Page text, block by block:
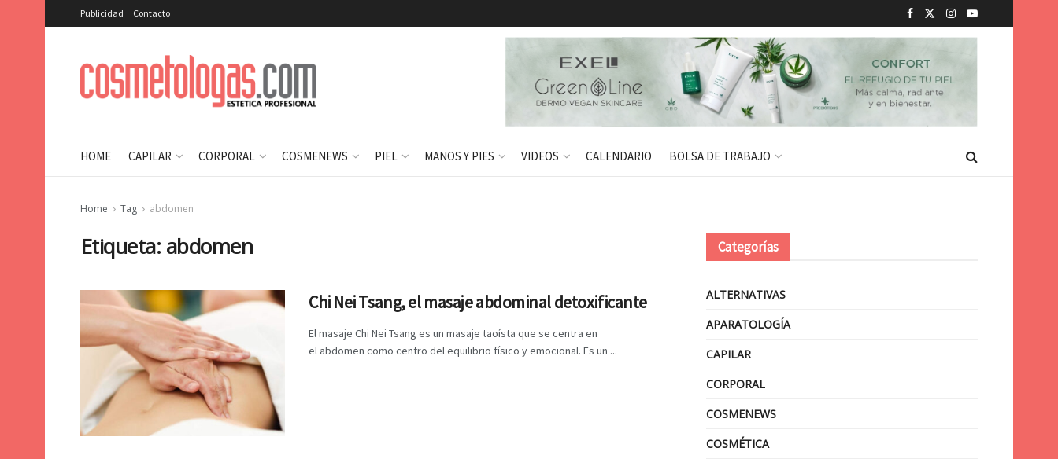
Publicidad Contacto
HOME CAPILAR CORPORAL COSMENEWS PIEL MANOS Y PIES VIDEOS CALENDARIO BOLSA DE TRABAJO
Home Tag abdomen
Etiqueta: abdomen
Chi Nei Tsang, el masaje abdominal detoxificante
El masaje Chi Nei Tsang es un masaje taoísta que se centra en
el abdomen como centro del equilibrio físico y emocional. Es un ...
Categorías
ALTERNATIVAS
APARATOLOGÍA
CAPILAR
CORPORAL
COSMENEWS
COSMÉTICA